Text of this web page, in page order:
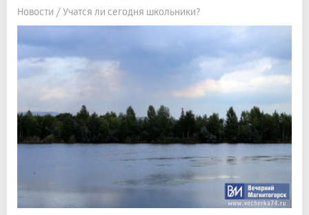
Новости / Учатся ли сегодня школьники?